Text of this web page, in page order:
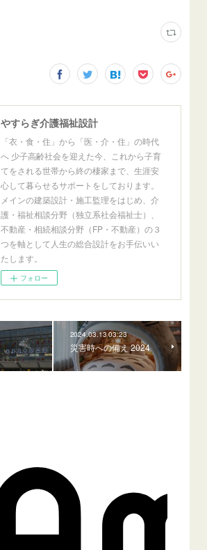
やすらぎ介護福祉設計
「衣・食・住」から「医・介・住」の時代
へ 少子高齢社会を迎えた今、これから子育
てをされる世帯から終の棲家まで、生涯安
心して暮らせるサポートをしております。
メインの建築設計・施工監理をはじめ、介
護・福祉相談分野（独立系社会福祉士）、
不動産・相続相談分野（FP・不動産）の３
つを軸として人生の総合設計をお手伝いい
たします。
フォロー
2024.03.13 03:23
災害時への備え 2024